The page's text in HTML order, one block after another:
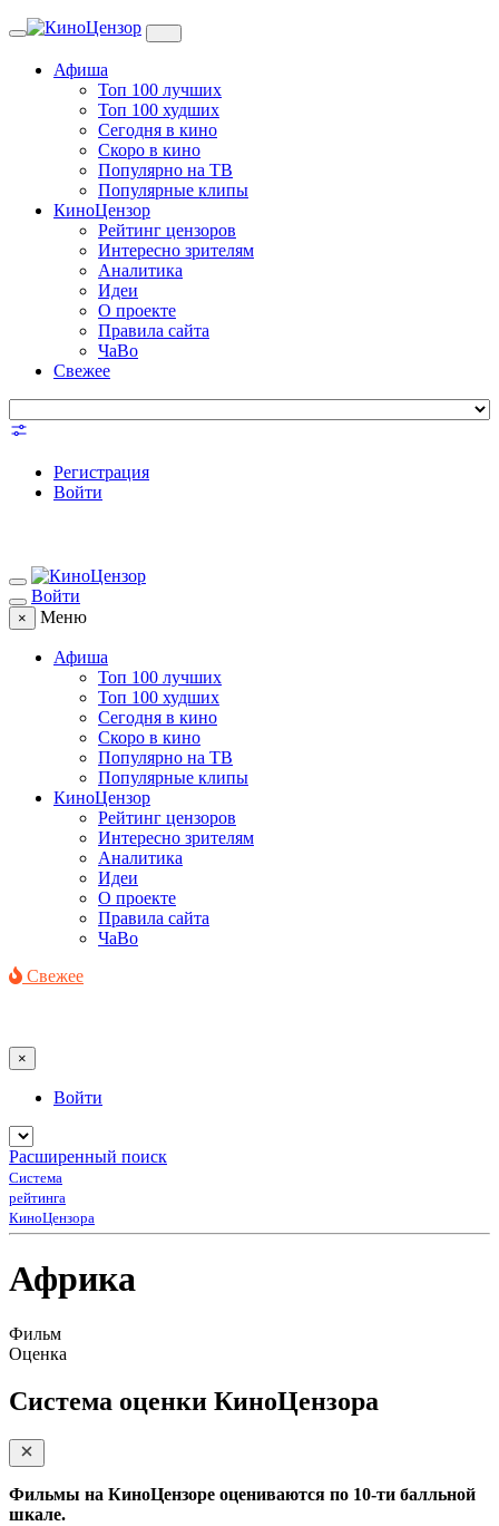
Toggle
Афиша
Топ 100 лучших
Топ 100 худших
Сегодня в кино
Скоро в кино
Популярно на ТВ
Популярные клипы
КиноЦензор
Рейтинг цензоров
Интересно зрителям
Аналитика
Идеи
О проекте
Правила сайта
ЧаВо
Свежее
Регистрация
Войти
Войти
× Меню
Афиша
Топ 100 лучших
Топ 100 худших
Сегодня в кино
Скоро в кино
Популярно на ТВ
Популярные клипы
КиноЦензор
Рейтинг цензоров
Интересно зрителям
Аналитика
Идеи
О проекте
Правила сайта
ЧаВо
Свежее
×
Войти
Расширенный поиск
Система
рейтинга
КиноЦензора
Африка
Фильм
Оценка
Система оценки КиноЦензора
Фильмы на КиноЦензоре оцениваются по 10-ти балльной
шкале.